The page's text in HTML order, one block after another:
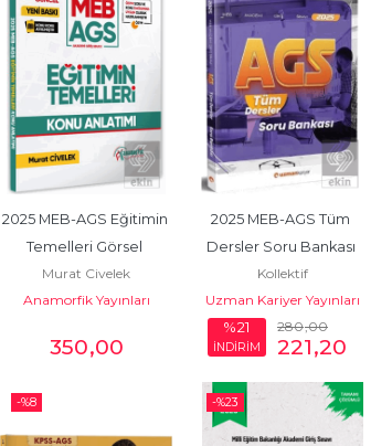
2025 MEB-AGS Eğitimin
Temelleri Görsel
Destekli Konu Anlatımı
Kitabı
Murat Civelek
Anamorfik Yayınları
350,00
2025 MEB-AGS Tüm
Dersler Soru Bankası
Çözümlü
Kollektif
Uzman Kariyer Yayınları
%21
İNDİRİM
280,00
221,20
-%8 -%23